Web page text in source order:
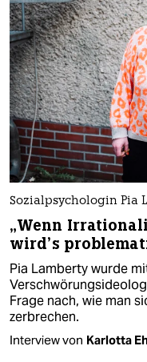
Sozialpsychologin Pia
„Wenn
wird’s
Pia Lamberty wurde
Frage nach, wie man
zerbrechen.
Interview von Karlotta